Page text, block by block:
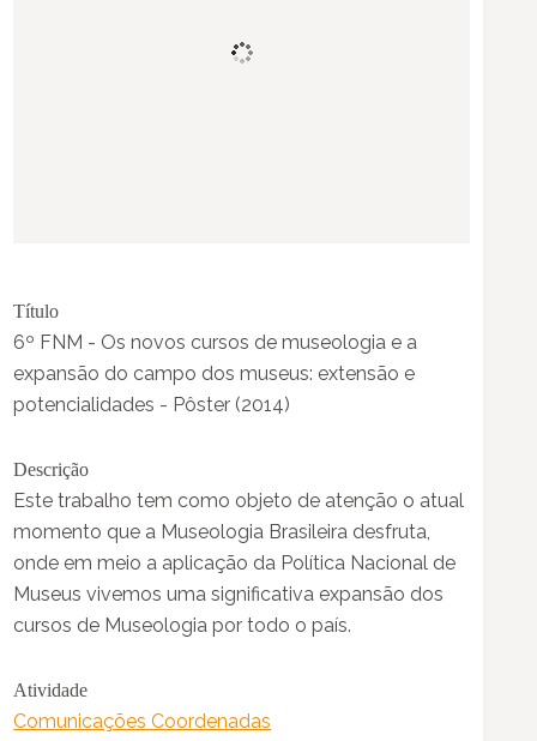
Título
6º FNM - Os novos cursos de museologia e a
expansão do campo dos museus: extensão e
potencialidades - Pôster (2014)
Descrição
Este trabalho tem como objeto de atenção o atual
momento que a Museologia Brasileira desfruta,
onde em meio a aplicação da Política Nacional de
Museus vivemos uma significativa expansão dos
cursos de Museologia por todo o país.
Atividade
Comunicações Coordenadas